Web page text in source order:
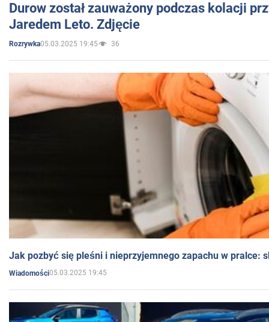
Durow został zauważony podczas kolacji
Jaredem Leto. Zdjęcie
Rozrywka05.03.2025 19:45 36
Jak pozbyć się pleśni i nieprzyjemnego zapachu w pralce:
Wiadomości05.03.2025 19:45